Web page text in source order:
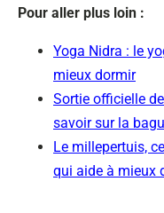
Pour aller plus loin :
Yoga Nidra : le
mieux dormir
Sortie officielle
savoir sur la
Le millepertuis,
qui aide à mieux